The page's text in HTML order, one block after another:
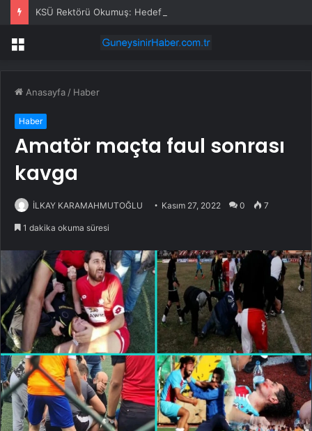
Menü
Anasayfa / Haber
Haber
Amatör maçta faul sonrası
kavga
İLKAY KARAMAHMUTOĞLU Kasım 27, 2022 0 7
1 dakika okuma süresi